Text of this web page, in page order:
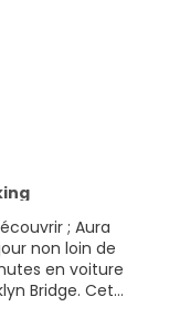
; Aura
en voiture
Cet